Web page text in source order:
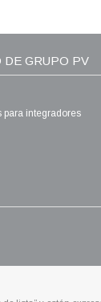
GRUPO PV
para integradores